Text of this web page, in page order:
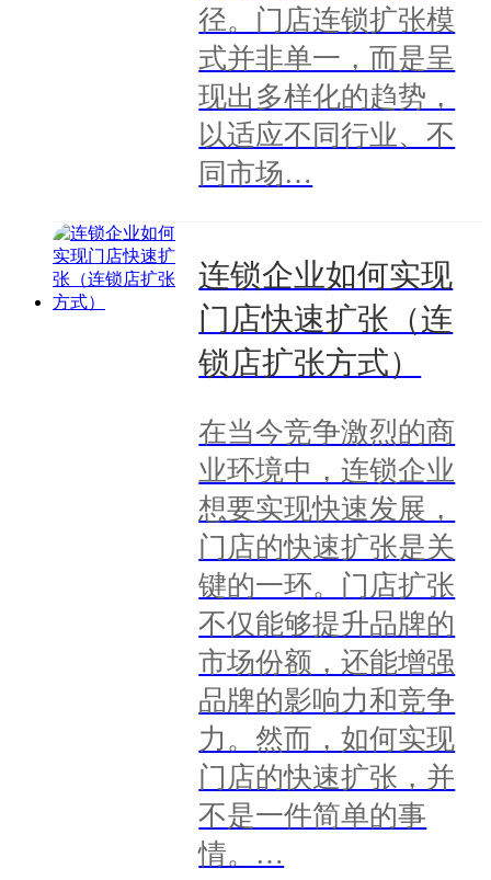
径。门店连锁扩张模
式并非单一，而是呈
现出多样化的趋势，
以适应不同行业、不
同市场…
连锁企业如何实现
门店快速扩张（连
锁店扩张方式）
在当今竞争激烈的商
业环境中，连锁企业
想要实现快速发展，
门店的快速扩张是关
键的一环。门店扩张
不仅能够提升品牌的
市场份额，还能增强
品牌的影响力和竞争
力。然而，如何实现
门店的快速扩张，并
不是一件简单的事
情。…